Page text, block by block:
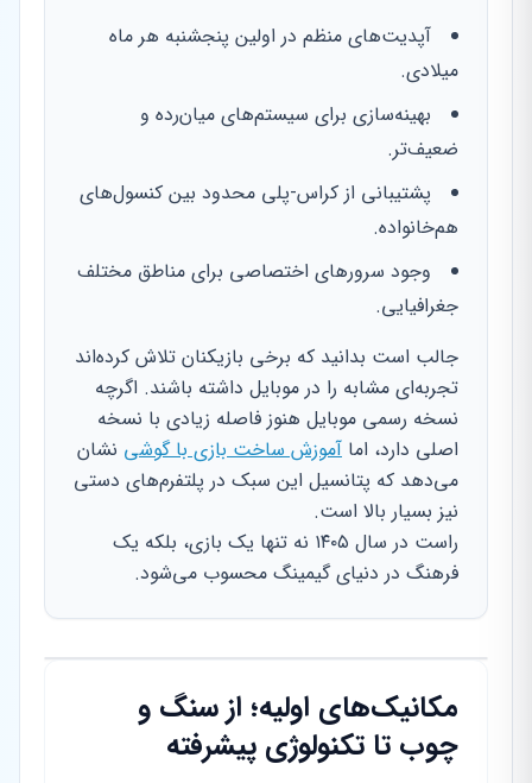
آپدیت‌های منظم در اولین پنجشنبه هر ماه
میلادی.
بهینه‌سازی برای سیستم‌های میان‌رده و
ضعیف‌تر.
پشتیبانی از کراس-پلی محدود بین کنسول‌های
هم‌خانواده.
وجود سرورهای اختصاصی برای مناطق مختلف
جغرافیایی.
جالب است بدانید که برخی بازیکنان تلاش کرده‌اند
تجربه‌ای مشابه را در موبایل داشته باشند. اگرچه
نسخه رسمی موبایل هنوز فاصله زیادی با نسخه
اصلی دارد، اما آموزش ساخت بازی با گوشی نشان
می‌دهد که پتانسیل این سبک در پلتفرم‌های دستی
نیز بسیار بالا است.
راست در سال ۱۴۰۵ نه تنها یک بازی، بلکه یک
فرهنگ در دنیای گیمینگ محسوب می‌شود.
مکانیک‌های اولیه؛ از سنگ و
چوب تا تکنولوژی پیشرفته